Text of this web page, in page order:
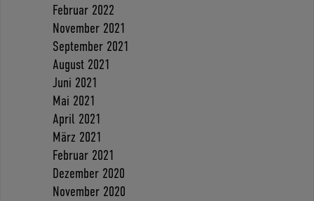
Februar 2022
November 2021
September 2021
August 2021
Juni 2021
Mai 2021
April 2021
März 2021
Februar 2021
Dezember 2020
November 2020